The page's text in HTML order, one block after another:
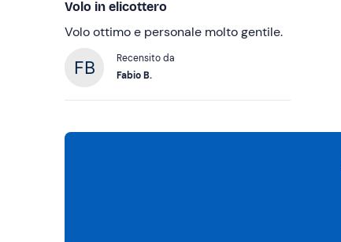
Volo in elicottero
Volo ottimo e personale molto gentile.
Recensito da
Fabio B.